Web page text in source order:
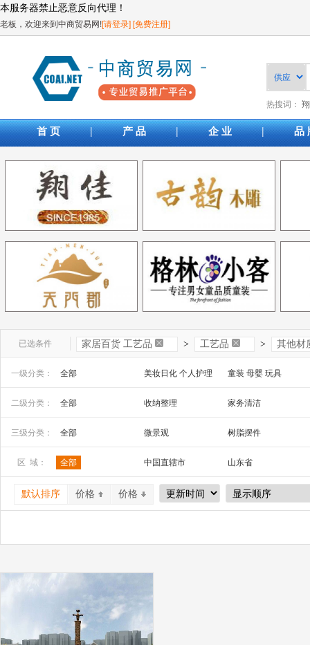
本服务器禁止恶意反向代理！
老板，欢迎来到中商贸易网![请登录][免费注册]
热搜词：
首 页 | 产 品 | 企 业 | 品
已选条件 家居百货 工艺品 > 工艺品 > 其他材
一级分类： 全部 美妆日化 个人护理
童装 母婴 玩具
安全防护 五金工具
家装建材 机床 机械及行业设备
二级分类： 全部 收纳整理
家务清洁
三级分类：
全部 微景观
树脂摆件
石膏、石料工艺品
泥塑工艺品
纸质工艺品
骨雕、牙雕工艺品
其他材质工艺品
沙漏 石雕
区 域： 全部 中国直辖市
山东省
广西
辽宁省
吉林省
宁夏
四川省 贵州省
默认排序 价格 价格